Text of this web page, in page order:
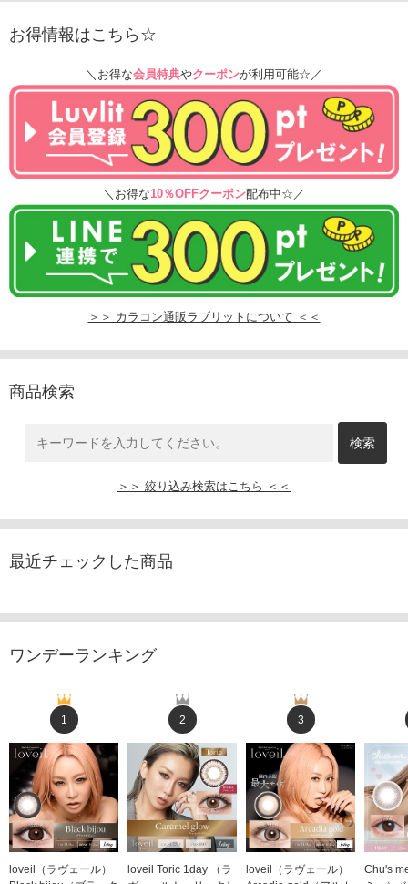
お得情報はこちら☆
＼お得な会員特典やクーポンが利用可能☆／
＼お得な10％OFFクーポン配布中☆／
＞＞ カラコン通販ラブリットについて ＜＜
商品検索
＞＞ 絞り込み検索はこちら ＜＜
最近チェックした商品
ワンデーランキング
1
loveil（ラヴェール）
2
loveil Toric 1day （ラ
3
loveil（ラヴェール）
Chu's